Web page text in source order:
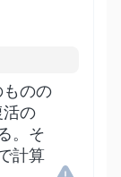
のの
活の
。そ
計算